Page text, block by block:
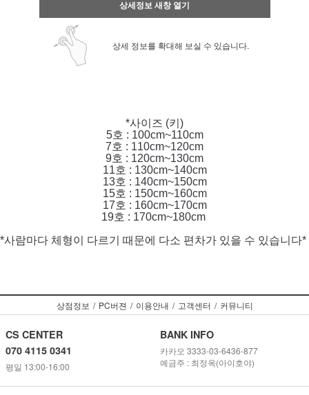
상세정보 새창 열기
상세 정보를 확대해 보실 수 있습니다.
*사이즈 (키)
5호 : 100cm~110cm
7호 : 110cm~120cm
9호 : 120cm~130cm
11호 : 130cm~140cm
13호 : 140cm~150cm
15호 : 150cm~160cm
17호 : 160cm~170cm
19호 : 170cm~180cm
*사람마다 체형이 다르기 때문에 다소 편차가 있을 수 있습니다*
상점정보 / PC버젼 / 이용안내 / 고객센터 / 커뮤니티
CS CENTER
070 4115 0341
평일 13:00-16:00
BANK INFO
카카오 3333-03-6436-877
예금주 : 최정옥(아이호야)